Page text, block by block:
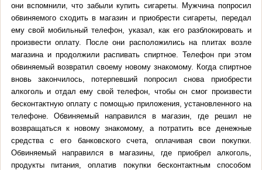
они вспомнили, что забыли купить сигареты. Мужчина попросил
обвиняемого сходить в магазин и приобрести сигареты, передал
ему свой мобильный телефон, указал, как его разблокировать и
произвести оплату. После они расположились на плитах возле
магазина и продолжили распивать спиртное. Телефон при этом
обвиняемый возвратил своему новому знакомому. Когда спиртное
вновь закончилось, потерпевший попросил снова приобрести
алкоголь и отдал ему свой телефон, чтобы он смог произвести
бесконтактную оплату с помощью приложения, установленного на
телефоне. Обвиняемый направился в магазин, где решил не
возвращаться к новому знакомому, а потратить все денежные
средства с его банковского счета, оплачивая свои покупки.
Обвиняемый направился в магазины, где приобрел алкоголь,
продукты питания, оплатив покупки бесконтактным способом